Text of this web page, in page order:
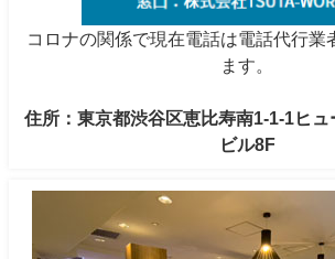
コロナの関係で現在電話は電話代行業
ます。
住所：東京都渋谷区恵比寿南1-1-1ヒ
ビル8F